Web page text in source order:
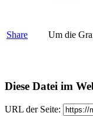
Share Um die
Diese Datei im
URL der Seite: